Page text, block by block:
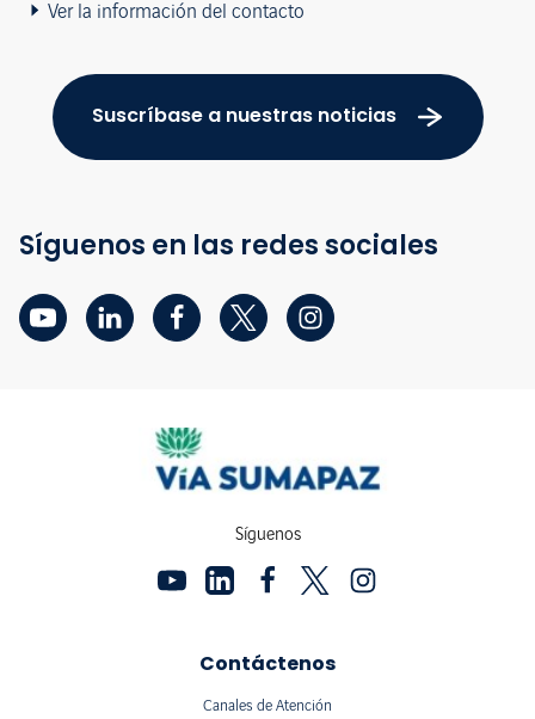
Ver la información del contacto
Suscríbase a nuestras noticias
Síguenos en las redes sociales
Síguenos
Contáctenos
Canales de Atención